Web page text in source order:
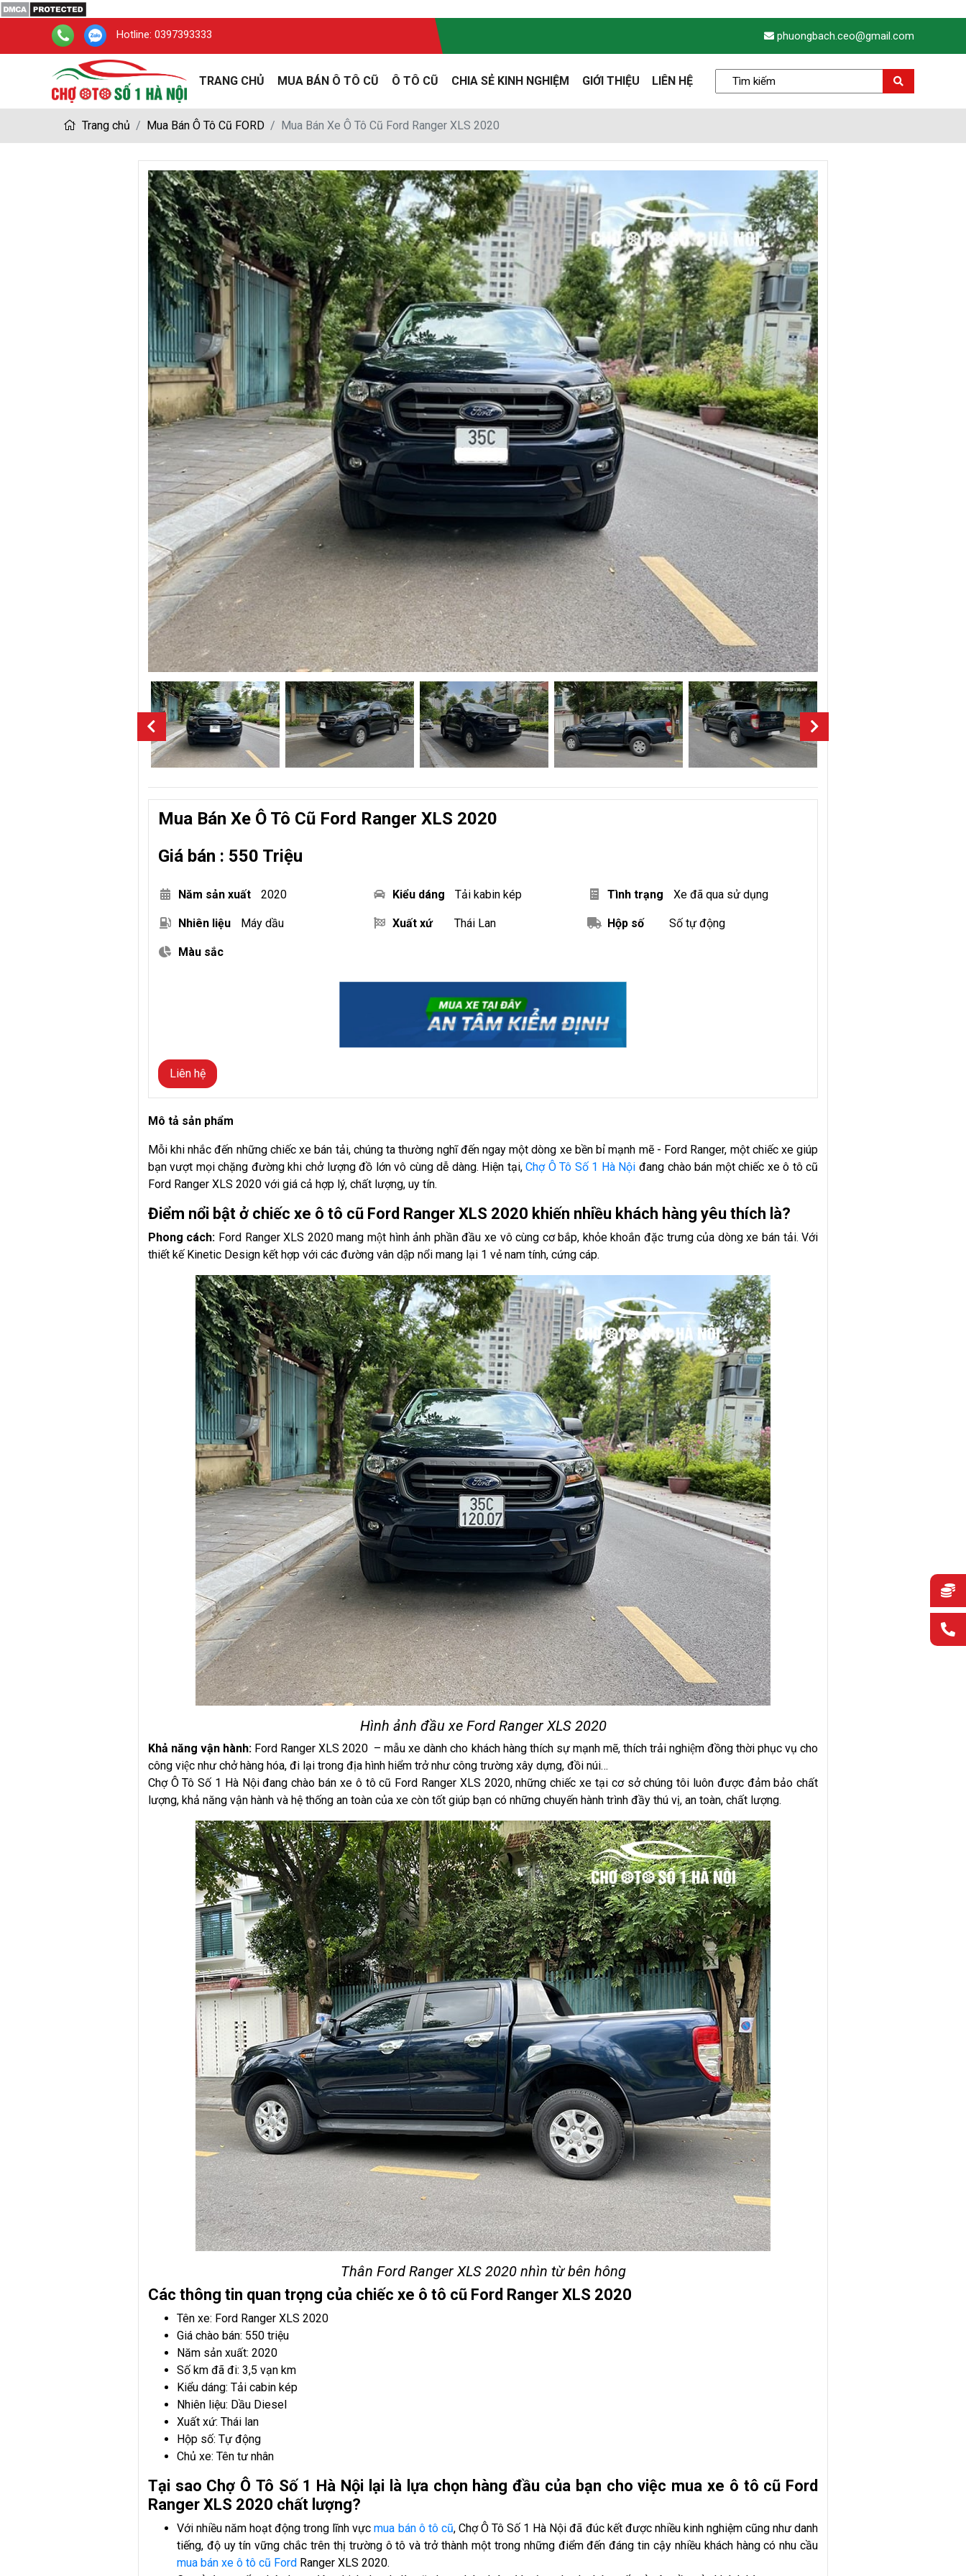
Hotline: 0397393333 phuongbach.ceo@gmail.com
TRANG CHỦ MUA BÁN Ô TÔ CŨ Ô TÔ CŨ CHIA SẺ KINH NGHIỆM GIỚI THIỆU LIÊN HỆ
Trang chủ Mua Bán Ô Tô Cũ FORD Mua Bán Xe Ô Tô Cũ Ford Ranger XLS 2020
Mua Bán Xe Ô Tô Cũ Ford Ranger XLS 2020
Giá bán : 550 Triệu
Năm sản xuất 2020 Kiểu dáng Tải kabin kép Tình trạng Xe đã qua sử dụng
Nhiên liệu Máy dầu Xuất xứ Thái Lan Hộp số Số tự động
Màu sắc
Liên hệ
Mô tả sản phẩm
Mỗi khi nhắc đến những chiếc xe bán tải, chúng ta thường nghĩ đến ngay một dòng xe bền bỉ mạnh mẽ - Ford Ranger, một chiếc xe giúp
bạn vượt mọi chặng đường khi chở lượng đồ lớn vô cùng dễ dàng. Hiện tại,Chợ Ô Tô Số 1 Hà Nội đang chào bán một chiếc xe ô tô cũ
Ford Ranger XLS 2020 với giá cả hợp lý, chất lượng, uy tín.
Điểm nổi bật ở chiếc xe ô tô cũ Ford Ranger XLS 2020 khiến nhiều khách hàng yêu thích là?
Phong cách: Ford Ranger XLS 2020 mang một hình ảnh phần đầu xe vô cùng cơ bắp, khỏe khoắn đặc trưng của dòng xe bán tải. Với
thiết kế Kinetic Design kết hợp với các đường vân dập nổi mang lại 1 vẻ nam tính, cứng cáp.
Hình ảnh đầu xe Ford Ranger XLS 2020
Khả năng vận hành:Ford Ranger XLS 2020 – mẫu xe dành cho khách hàng thích sự mạnh mẽ, thích trải nghiệm đồng thời phục vụ cho
công việc như chở hàng hóa, đi lại trong địa hình hiểm trở như công trường xây dựng, đồi núi…
Chợ Ô Tô Số 1 Hà Nội đang chào bán xe ô tô cũ Ford Ranger XLS 2020, những chiếc xe tại cơ sở chúng tôi luôn được đảm bảo chất
lượng, khả năng vận hành và hệ thống an toàn của xe còn tốt giúp bạn có những chuyến hành trình đầy thú vị, an toàn, chất lượng.
Thân Ford Ranger XLS 2020 nhìn từ bên hông
Các thông tin quan trọng của chiếc xe ô tô cũ Ford Ranger XLS 2020
Tên xe: Ford Ranger XLS 2020
Giá chào bán: 550 triệu
Năm sản xuất: 2020
Số km đã đi: 3,5 vạn km
Kiểu dáng: Tải cabin kép
Nhiên liệu: Dầu Diesel
Xuất xứ: Thái lan
Hộp số: Tự động
Chủ xe: Tên tư nhân
Tại sao Chợ Ô Tô Số 1 Hà Nội lại là lựa chọn hàng đầu của bạn cho việc mua xe ô tô cũ Ford
Ranger XLS 2020 chất lượng?
Với nhiều năm hoạt động trong lĩnh vựcmua bán ô tô cũ, Chợ Ô Tô Số 1 Hà Nội đã đúc kết được nhiều kinh nghiệm cũng như danh
tiếng, độ uy tín vững chắc trên thị trường ô tô và trở thành một trong những điểm đến đáng tin cậy nhiều khách hàng có nhu cầu
mua bán xe ô tô cũ Ford Ranger XLS 2020.